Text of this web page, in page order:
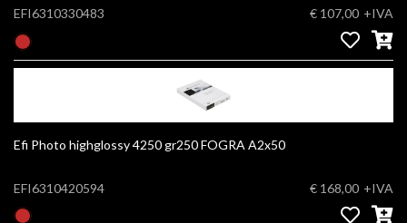
EFI6310330483 € 107,00 +IVA
Efi Photo highglossy 4250 gr250 FOGRA A2x50
EFI6310420594 € 168,00 +IVA